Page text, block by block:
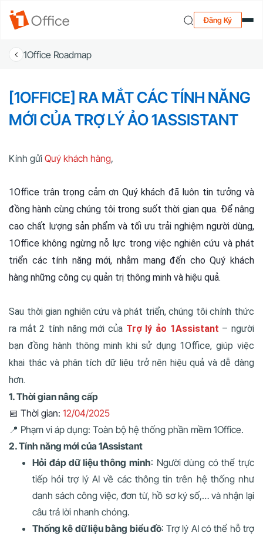
Đăng Ký
1Office Roadmap
[1OFFICE] RA MẮT CÁC TÍNH NĂNG
MỚI CỦA TRỢ LÝ ẢO 1ASSISTANT
Kính gửi Quý khách hàng,
1Office trân trọng cảm ơn Quý khách đã luôn tin tưởng và
đồng hành cùng chúng tôi trong suốt thời gian qua. Để nâng
cao chất lượng sản phẩm và tối ưu trải nghiệm người dùng,
1Office không ngừng nỗ lực trong việc nghiên cứu và phát
triển các tính năng mới, nhằm mang đến cho Quý khách
hàng những công cụ quản trị thông minh và hiệu quả.
Sau thời gian nghiên cứu và phát triển, chúng tôi chính thức
ra mắt 2 tính năng mới của Trợ lý ảo 1Assistant – người
bạn đồng hành thông minh khi sử dụng 1Office, giúp việc
khai thác và phân tích dữ liệu trở nên hiệu quả và dễ dàng
hơn.
1. Thời gian nâng cấp
📅 Thời gian: 12/04/2025
📍 Phạm vi áp dụng: Toàn bộ hệ thống phần mềm 1Office.
2. Tính năng mới của 1Assistant
Hỏi đáp dữ liệu thông minh: Người dùng có thể trực
tiếp hỏi trợ lý AI về các thông tin trên hệ thống như
danh sách công việc, đơn từ, hồ sơ ký số,… và nhận lại
câu trả lời nhanh chóng.
Thống kê dữ liệu bằng biểu đồ: Trợ lý AI có thể hỗ trợ